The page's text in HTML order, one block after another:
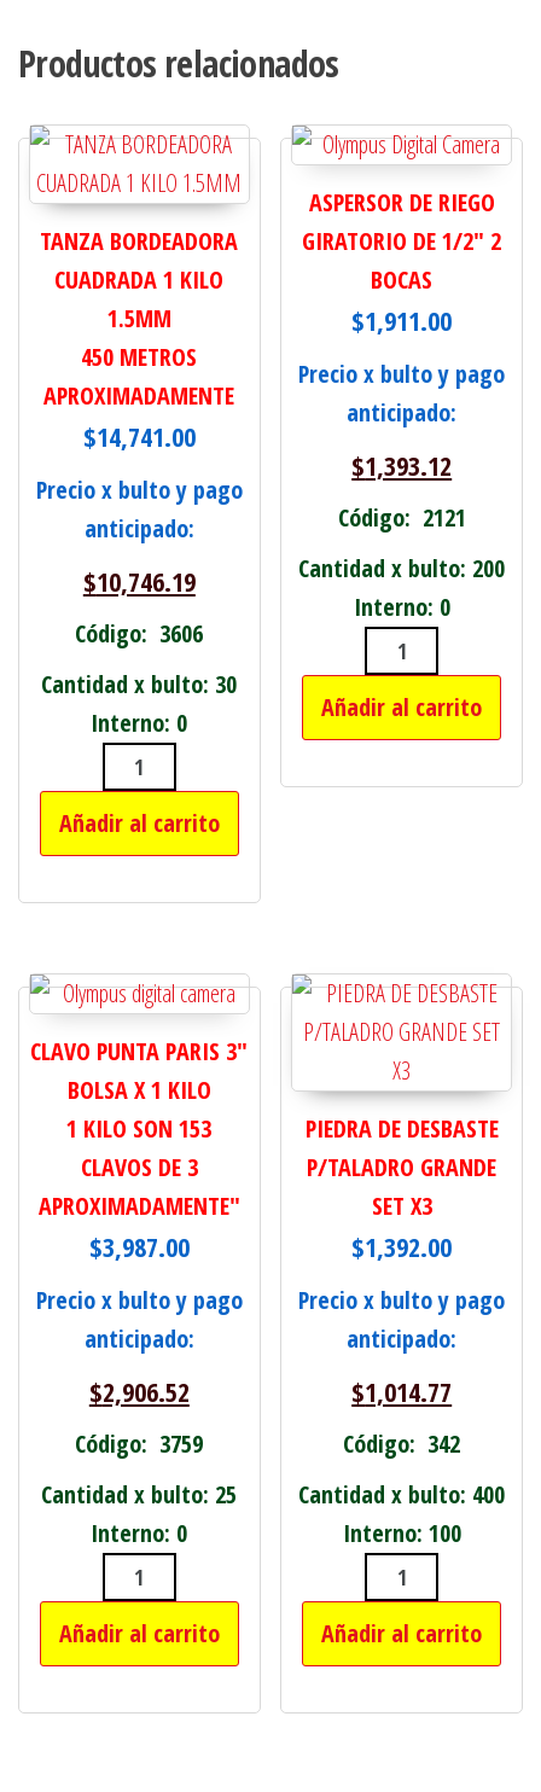
Productos relacionados
TANZA BORDEADORA
CUADRADA 1 KILO
1.5MM
450 METROS
APROXIMADAMENTE
$14,741.00
Precio x bulto y pago
anticipado:
$10,746.19
Código: 3606
Cantidad x bulto: 30
Interno: 0
TANZA BORDEADORA CUADRADA 1
Añadir al carrito
ASPERSOR DE RIEGO
GIRATORIO DE 1/2" 2
BOCAS
$1,911.00
Precio x bulto y pago
anticipado:
$1,393.12
Código: 2121
Cantidad x bulto: 200
Interno: 0
ASPERSOR
Añadir al carrito
CLAVO PUNTA PARIS 3"
BOLSA X 1 KILO
1 KILO SON 153
CLAVOS DE 3
APROXIMADAMENTE"
$3,987.00
Precio x bulto y pago
anticipado:
$2,906.52
Código: 3759
Cantidad x bulto: 25
Interno: 0
CLAVO PUNTA PARIS 3" BOLSA X 1
Añadir al carrito
PIEDRA DE DESBASTE
P/TALADRO GRANDE
SET X3
$1,392.00
Precio x bulto y pago
anticipado:
$1,014.77
Código: 342
Cantidad x bulto: 400
Interno: 100
PIEDRA DE
Añadir al carrito